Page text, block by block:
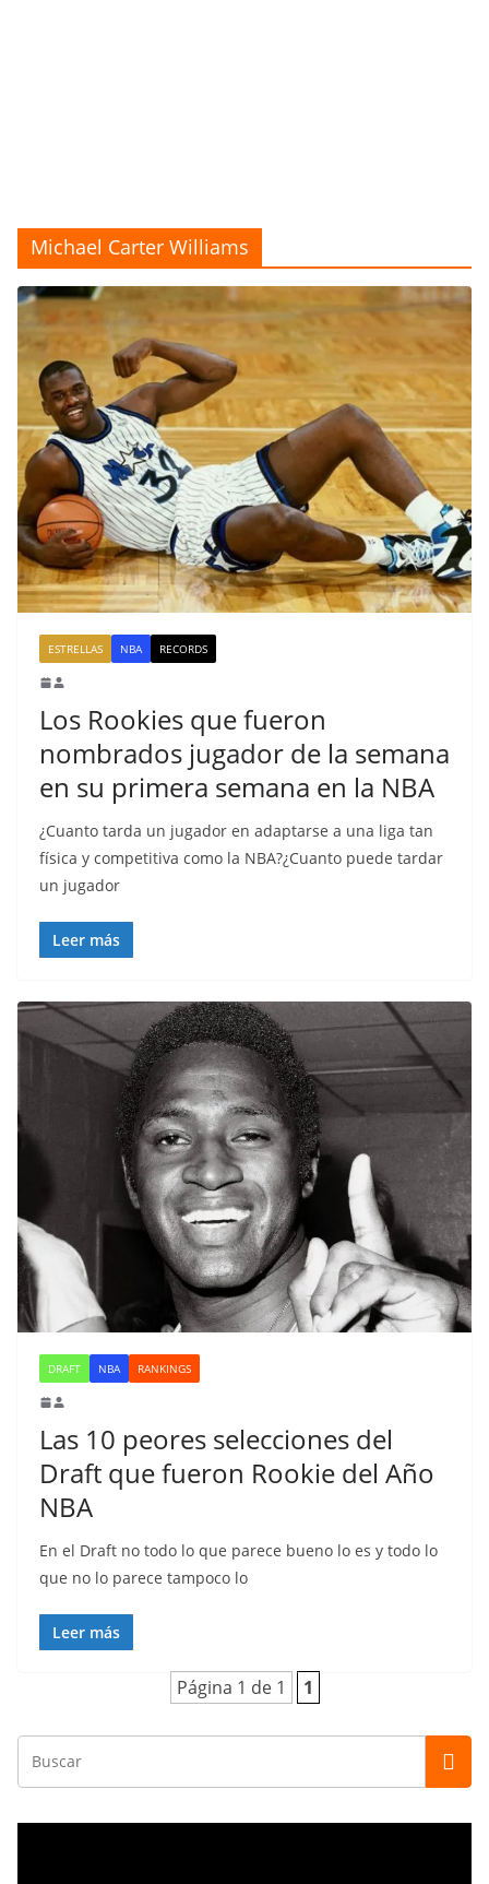
Michael Carter Williams
ESTRELLAS NBA RECORDS
Los Rookies que fueron
nombrados jugador de la semana
en su primera semana en la NBA
¿Cuanto tarda un jugador en adaptarse a una liga tan
física y competitiva como la NBA?¿Cuanto puede tardar
un jugador
Leer más
DRAFT NBA RANKINGS
Las 10 peores selecciones del
Draft que fueron Rookie del Año
NBA
En el Draft no todo lo que parece bueno lo es y todo lo
que no lo parece tampoco lo
Leer más
Página 1 de 1 1